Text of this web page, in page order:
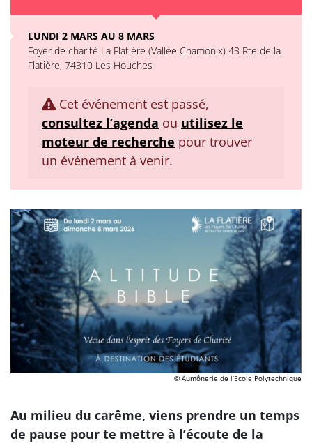
LUNDI 2 MARS AU 8 MARS
Foyer de charité La Flatière (Vallée Chamonix) 43 Rte de la
Flatière, 74310 Les Houches
Cet événement est passé,
consultez l’agenda ou utilisez le
moteur de recherche pour trouver
un événement à venir.
© Aumônerie de l’Ecole Polytechnique
Au milieu du carême, viens prendre un temps
de pause pour te mettre à l’écoute de la